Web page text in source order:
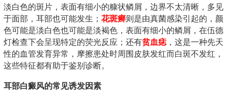
淡白色的斑片，表面有细小的糠状鳞屑，边界不太清晰，多见
于面部，耳部也可能发生； 花斑癣则是由真菌感染引起的，颜
色可能是淡白色也可能是淡褐色，表面有细小的鳞屑，在伍德
灯检查下会呈现特定的荧光反应；还有贫血痣 ，这是一种先天
性的血管发育异常，摩擦患处时周围皮肤发红而白斑不发红，
这些特征都有助于鉴别诊断。
耳部白癜风的常见诱发因素